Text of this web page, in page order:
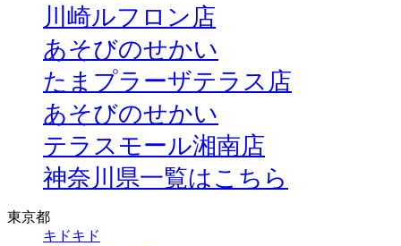
川崎ルフロン店
あそびのせかい
たまプラーザテラス店
あそびのせかい
テラスモール湘南店
神奈川県一覧はこちら
東京都
キドキド